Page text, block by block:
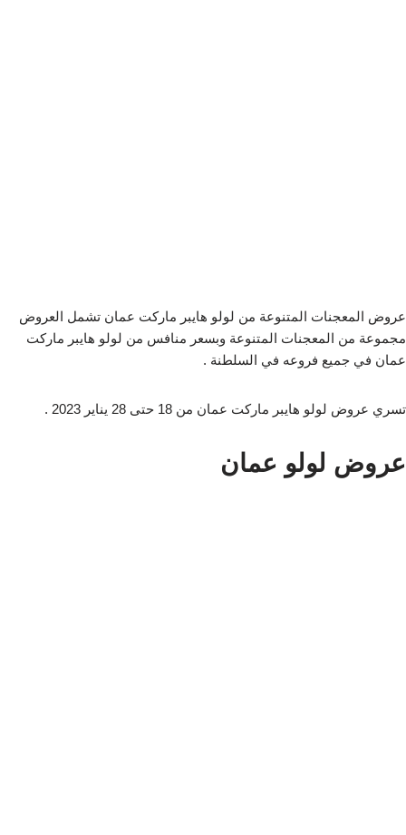
عروض المعجنات المتنوعة من لولو هايبر ماركت عمان تشمل العروض
مجموعة من المعجنات المتنوعة وبسعر منافس من لولو هايبر ماركت
عمان في جميع فروعه في السلطنة .
تسري عروض لولو هايبر ماركت عمان من 18 حتى 28 يناير 2023 .
عروض لولو عمان